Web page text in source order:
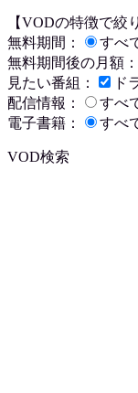
【VODの特徴で絞
無料期間：
すべ
無料期間後の月額：
見たい番組：
ド
配信情報：
すべ
電子書籍：
すべ
VOD検索